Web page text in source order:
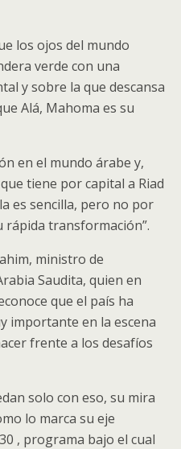
los ojos del mundo
verde con una
y sobre la que descansa
Alá, Mahoma es su
en el mundo árabe y,
tiene por capital a Riad
es sencilla, pero no por
rápida transformación”.
ministro de
Saudita, quien en
que el país ha
importante en la escena
frente a los desafíos
solo con eso, su mira
lo marca su eje
, programa bajo el cual